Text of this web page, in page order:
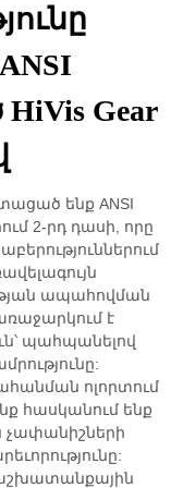
Gear
ենք ANSI
2-րդ դասի, որը
ապահովման
է
պահպանելով
ոլորտում
հասկանում ենք
չափանիշների